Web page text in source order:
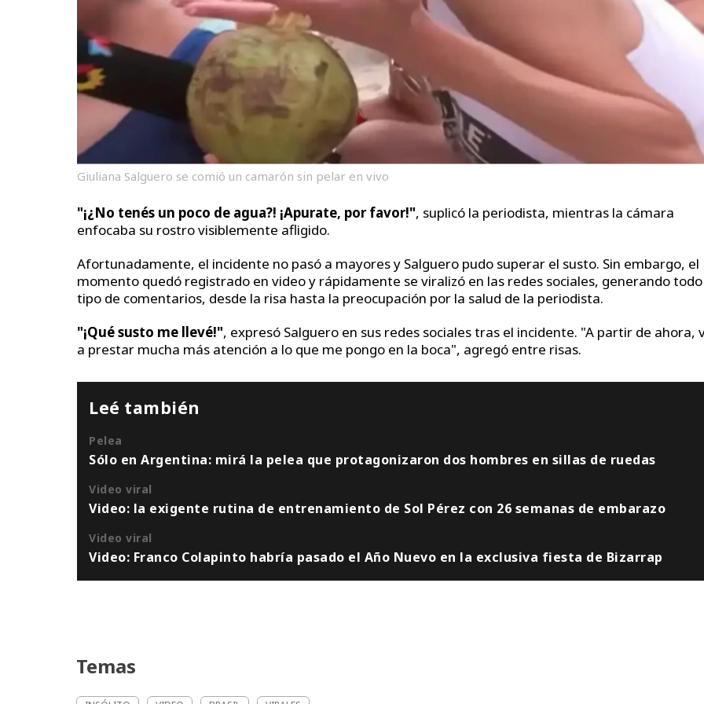
Giuliana Salguero se comió un camarón sin pelar en vivo
"¡¿No tenés un poco de agua?! ¡Apurate, por favor!", suplicó la periodista, mientras la cámara
enfocaba su rostro visiblemente afligido.
Afortunadamente, el incidente no pasó a mayores y Salguero pudo superar el susto. Sin embargo, el
momento quedó registrado en video y rápidamente se viralizó en las redes sociales, generando todo
tipo de comentarios, desde la risa hasta la preocupación por la salud de la periodista.
"¡Qué susto me llevé!", expresó Salguero en sus redes sociales tras el incidente. "A partir de ahora,
a prestar mucha más atención a lo que me pongo en la boca", agregó entre risas.
Leé también
Pelea
Sólo en Argentina: mirá la pelea que protagonizaron dos hombres en sillas de ruedas
Video viral
Video: la exigente rutina de entrenamiento de Sol Pérez con 26 semanas de embarazo
Video viral
Video: Franco Colapinto habría pasado el Año Nuevo en la exclusiva fiesta de Bizarrap
Temas